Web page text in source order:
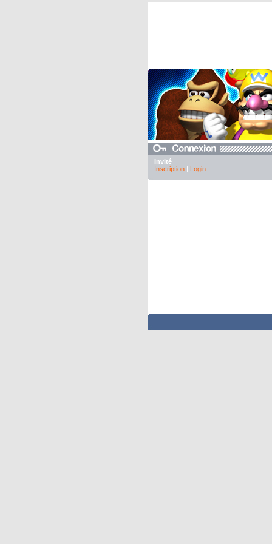
Invité
Inscription| Login